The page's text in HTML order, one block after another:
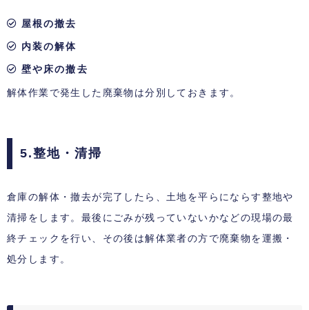
屋根の撤去
内装の解体
壁や床の撤去
解体作業で発生した廃棄物は分別しておきます。
5.整地・清掃
倉庫の解体・撤去が完了したら、土地を平らにならす整地や
清掃をします。最後にごみが残っていないかなどの現場の最
終チェックを行い、その後は解体業者の方で廃棄物を運搬・
処分します。